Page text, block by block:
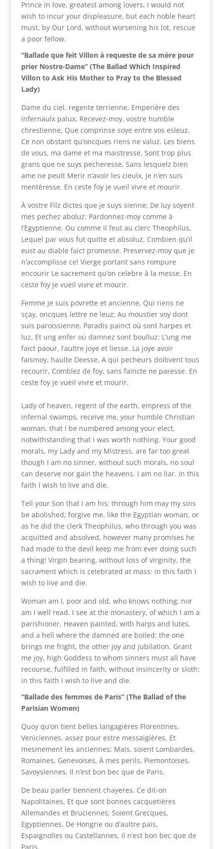
Prince in love, greatest among lovers, I would not
wish to incur your displeasure, but each noble heart
must, by Our Lord, without worsening his lot, rescue
a poor fellow.
“Ballade que feit Villon à requeste de sa mère pour
prier Nostre-Dame” (The Ballad Which Inspired
Villon to Ask His Mother to Pray to the Blessed
Lady)
Dame du ciel, regente terrienne, Emperière des
infernaulx palux, Recevez-moy, vostre humble
chrestienne, Que comprinse soye entre vos esleuz,
Ce non obstant qu’oncques riens ne valuz. Les biens
de vous, ma dame et ma maistresse, Sont trop plus
grans que ne suys pecheresse, Sans lesquelz bien
ame ne peult Merir n’avoir les cieulx, Je n’en suis
mentèresse. En ceste foy je vueil vivre et mourir.
À vostre Filz dictes que je suys sienne; De luy soyent
mes pechez aboluz: Pardonnez-moy comme à
l’Egyptienne, Ou comme il feut au clerc Theophilus,
Lequel par vous fut quitte et absoluz, Combien qu’il
eust au diable faict promesse. Preservez-moy que je
n’accomplisse ce! Vierge portant sans rompure
encourir Le sacrement qu’on celebre à la messe. En
ceste foy je vueil vivre et mourir.
Femme je suis povrette et ancienne, Qui riens ne
sçay, oncques lettre ne leuz; Au moustier voy dont
suis paroissienne, Paradis painct où sont harpes et
luz, Et ung enfer où damnez sont boulluz: L’ung me
faict paour, l’aultre joye et liesse. La joye avoir
faismoy, haulte Deesse, A qui pecheurs doibvent tous
recourir, Comblez de foy, sans faincte ne paresse. En
ceste foy je vueil vivre et mourir.
Lady of heaven, regent of the earth, empress of the
infernal swamps, receive me, your humble Christian
woman, that I be numbered among your elect,
notwithstanding that I was worth nothing. Your good
morals, my Lady and my Mistress, are far too great
though I am no sinner, without such morals, no soul
can deserve nor gain the heavens. I am no liar. In this
faith I wish to live and die.
Tell your Son that I am his; through him may my sins
be abolished; forgive me, like the Egyptian woman, or
as he did the clerk Theophilus, who through you was
acquitted and absolved, however many promises he
had made to the devil keep me from ever doing such
a thing! Virgin bearing, without loss of virginity, the
sacrament which is celebrated at mass: in this faith I
wish to live and die.
Woman am I, poor and old, who knows nothing; nor
am I well read. I see at the monastery, of which I am a
parishioner, Heaven painted, with harps and lutes,
and a hell where the damned are boiled: the one
brings me fright, the other joy and jubilation. Grant
me joy, high Goddess to whom sinners must all have
recourse, fulfilled in faith, without insincerity or sloth:
in this faith I wish to live and die.
“Ballade des femmes de Paris” (The Ballad of the
Parisian Women)
Quoy qu’on tient belles langagières Florentines,
Veniciennes, assez pour estre messaigières, Et
mesmement les anciennes; Mais, soient Lombardes,
Romaines, Genevoises, À mes perils, Piemontoises,
Savoysiennes, Il n’est bon bec que de Paris.
De beau parler tiennent chayeres, Ce dit-on
Napolitaines, Et que sont bonnes cacquetières
Allemandes et Bruciennes; Soient Grecques,
Egyptiennes, De Hongrie ou d’aultre païs,
Espaignolles ou Castellannes, Il n’est bon bec que de
Paris.